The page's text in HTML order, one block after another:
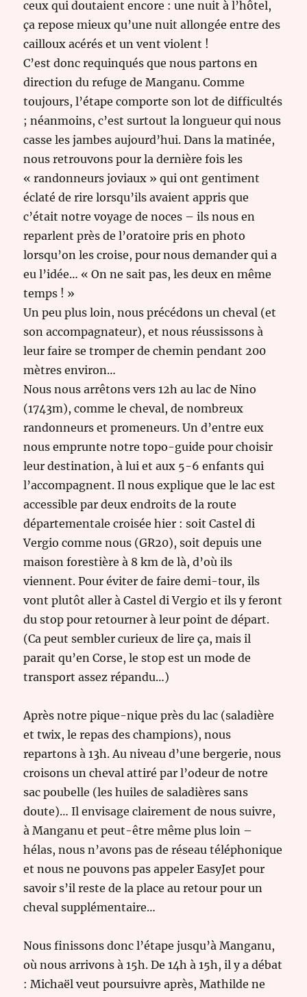
ceux qui doutaient encore : une nuit à l’hôtel,
ça repose mieux qu’une nuit allongée entre des
cailloux acérés et un vent violent !
C’est donc requinqués que nous partons en
direction du refuge de Manganu. Comme
toujours, l’étape comporte son lot de difficultés
; néanmoins, c’est surtout la longueur qui nous
casse les jambes aujourd’hui. Dans la matinée,
nous retrouvons pour la dernière fois les
« randonneurs joviaux » qui ont gentiment
éclaté de rire lorsqu’ils avaient appris que
c’était notre voyage de noces – ils nous en
reparlent près de l’oratoire pris en photo
lorsqu’on les croise, pour nous demander qui a
eu l’idée… « On ne sait pas, les deux en même
temps ! »
Un peu plus loin, nous précédons un cheval (et
son accompagnateur), et nous réussissons à
leur faire se tromper de chemin pendant 200
mètres environ…
Nous nous arrêtons vers 12h au lac de Nino
(1743m), comme le cheval, de nombreux
randonneurs et promeneurs. Un d’entre eux
nous emprunte notre topo-guide pour choisir
leur destination, à lui et aux 5-6 enfants qui
l’accompagnent. Il nous explique que le lac est
accessible par deux endroits de la route
départementale croisée hier : soit Castel di
Vergio comme nous (GR20), soit depuis une
maison forestière à 8 km de là, d’où ils
viennent. Pour éviter de faire demi-tour, ils
vont plutôt aller à Castel di Vergio et ils y feront
du stop pour retourner à leur point de départ.
(Ca peut sembler curieux de lire ça, mais il
parait qu’en Corse, le stop est un mode de
transport assez répandu…)
Après notre pique-nique près du lac (saladière
et twix, le repas des champions), nous
repartons à 13h. Au niveau d’une bergerie, nous
croisons un cheval attiré par l’odeur de notre
sac poubelle (les huiles de saladières sans
doute)… Il envisage clairement de nous suivre,
à Manganu et peut-être même plus loin –
hélas, nous n’avons pas de réseau téléphonique
et nous ne pouvons pas appeler EasyJet pour
savoir s’il reste de la place au retour pour un
cheval supplémentaire…
Nous finissons donc l’étape jusqu’à Manganu,
où nous arrivons à 15h. De 14h à 15h, il y a débat
: Michaël veut poursuivre après, Mathilde ne